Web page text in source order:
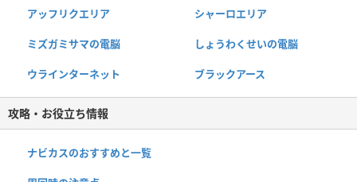
アッフリクエリア シャーロエリア
ミズガミサマの電脳 しょうわくせいの電脳
ウラインターネット ブラックアース
攻略・お役立ち情報
ナビカスのおすすめと一覧